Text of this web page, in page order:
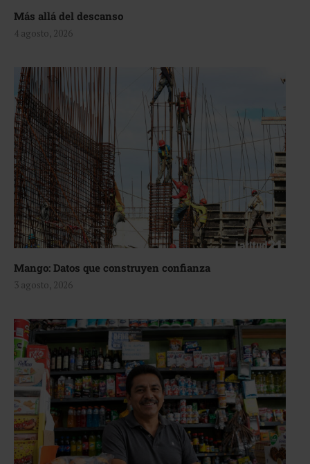
Más allá del descanso
4 agosto, 2026
Mango: Datos que construyen confianza
3 agosto, 2026